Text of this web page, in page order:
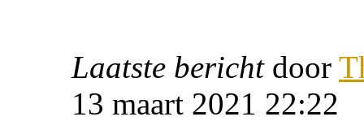
Laatste bericht door
13 maart 2021 22:22